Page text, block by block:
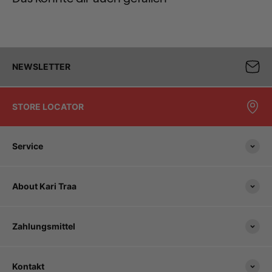
NEWSLETTER
STORE LOCATOR
Service
About Kari Traa
Kontakt
Zahlungsmittel